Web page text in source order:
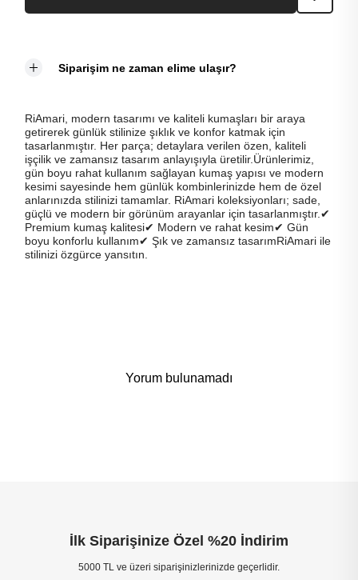
Siparişim ne zaman elime ulaşır?
RiAmari, modern tasarımı ve kaliteli kumaşları bir araya
getirerek günlük stilinize şıklık ve konfor katmak için
tasarlanmıştır. Her parça; detaylara verilen özen, kaliteli
işçilik ve zamansız tasarım anlayışıyla üretilir.Ürünlerimiz,
gün boyu rahat kullanım sağlayan kumaş yapısı ve modern
kesimi sayesinde hem günlük kombinlerinizde hem de özel
anlarınızda stilinizi tamamlar. RiAmari koleksiyonları; sade,
güçlü ve modern bir görünüm arayanlar için tasarlanmıştır.✔
Premium kumaş kalitesi✔ Modern ve rahat kesim✔ Gün
boyu konforlu kullanım✔ Şık ve zamansız tasarımRiAmari ile
stilinizi özgürce yansıtın.
Yorum bulunamadı
İlk Siparişinize Özel %20 İndirim
5000 TL ve üzeri siparişinizlerinizde geçerlidir.